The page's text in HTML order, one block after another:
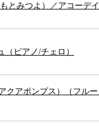
とみつよ）／アコーデ
（ピアノ/チェロ）
クアポンプス）（フル